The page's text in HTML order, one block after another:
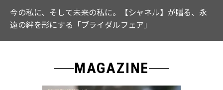
【ICB】人気インフルエンサーと共同制作! 週5で着たく
なる「名品ブラウス」２選
MAGAZINE